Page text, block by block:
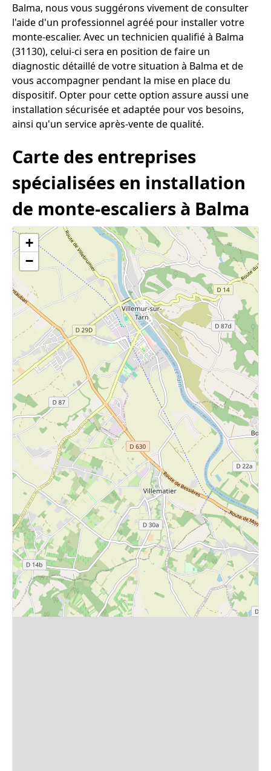
Balma, nous vous suggérons vivement de consulter
l'aide d'un professionnel agréé pour installer votre
monte-escalier. Avec un technicien qualifié à Balma
(31130), celui-ci sera en position de faire un
diagnostic détaillé de votre situation à Balma et de
vous accompagner pendant la mise en place du
dispositif. Opter pour cette option assure aussi une
installation sécurisée et adaptée pour vos besoins,
ainsi qu'un service après-vente de qualité.
Carte des entreprises
spécialisées en installation
de monte-escaliers à Balma
+
−